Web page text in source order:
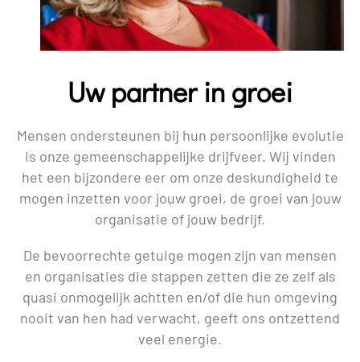
Uw partner in groei
Mensen ondersteunen bij hun persoonlijke evolutie
is onze gemeenschappelijke drijfveer. Wij vinden
het een bijzondere eer om onze deskundigheid te
mogen inzetten voor jouw groei, de groei van jouw
organisatie of jouw bedrijf.
De bevoorrechte getuige mogen zijn van mensen
en organisaties die stappen zetten die ze zelf als
quasi onmogelijk achtten en/of die hun omgeving
nooit van hen had verwacht, geeft ons ontzettend
veel energie.